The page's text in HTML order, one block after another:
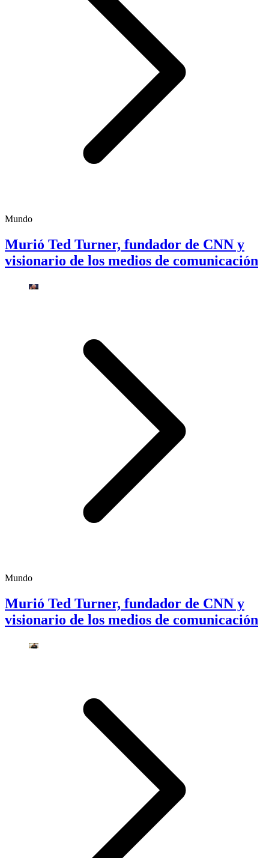
Mundo
Murió Ted Turner, fundador de CNN y
visionario de los medios de comunicación
Mundo
Murió Ted Turner, fundador de CNN y
visionario de los medios de comunicación